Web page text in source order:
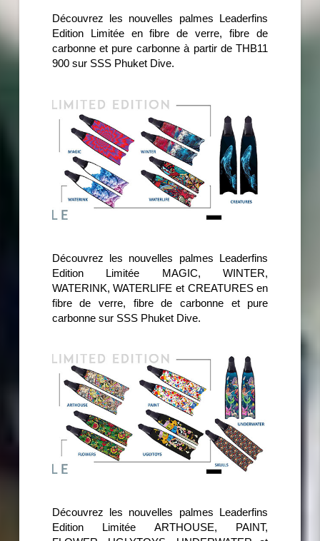
Découvrez les nouvelles palmes Leaderfins
Edition Limitée en fibre de verre, fibre de
carbonne et pure carbonne à partir de THB11
900 sur SSS Phuket Dive.
Découvrez les nouvelles palmes Leaderfins
Edition Limitée MAGIC, WINTER,
WATERINK, WATERLIFE et CREATURES en
fibre de verre, fibre de carbonne et pure
carbonne sur SSS Phuket Dive.
Découvrez les nouvelles palmes Leaderfins
Edition Limitée ARTHOUSE, PAINT,